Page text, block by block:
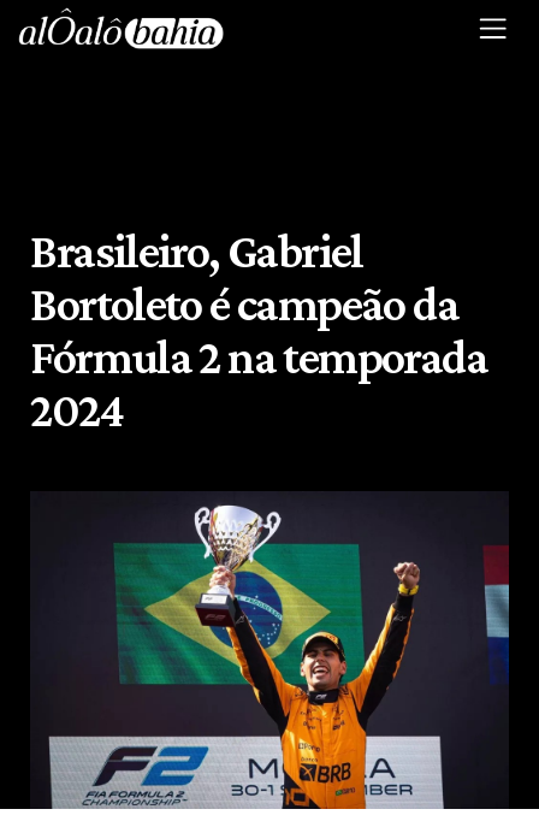
Brasileiro, Gabriel
Bortoleto é campeão da
Fórmula 2 na temporada
2024